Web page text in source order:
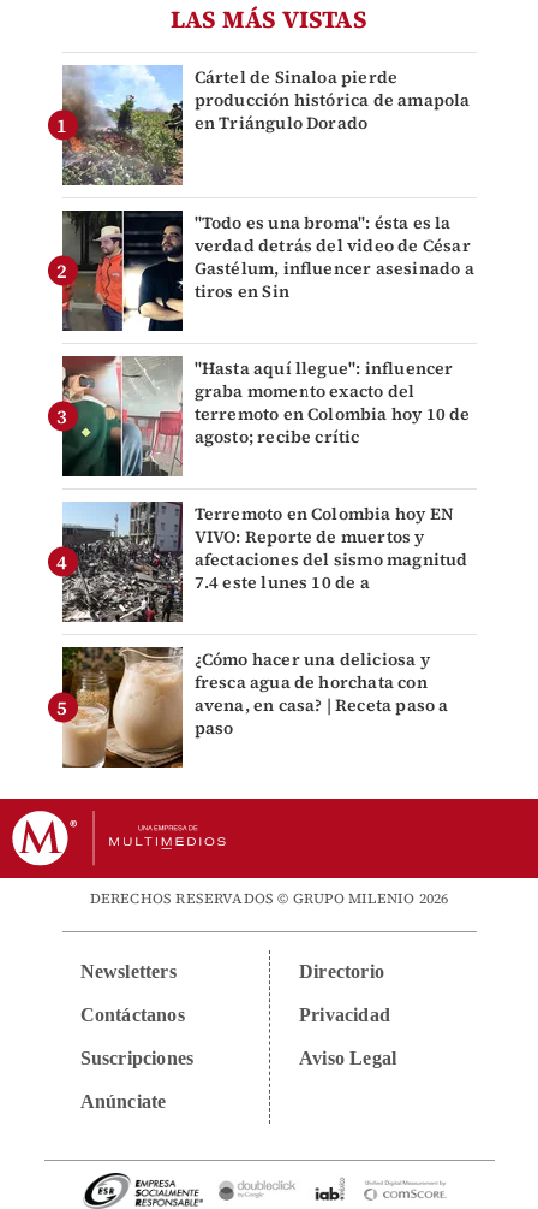
LAS MÁS VISTAS
Cártel de Sinaloa pierde
producción histórica de amapola
en Triángulo Dorado
"Todo es una broma": ésta es la
verdad detrás del video de César
Gastélum, influencer asesinado a
tiros en Sin
"Hasta aquí llegue": influencer
graba momento exacto del
terremoto en Colombia hoy 10 de
agosto; recibe crític
Terremoto en Colombia hoy EN
VIVO: Reporte de muertos y
afectaciones del sismo magnitud
7.4 este lunes 10 de a
¿Cómo hacer una deliciosa y
fresca agua de horchata con
avena, en casa? | Receta paso a
paso
DERECHOS RESERVADOS © GRUPO MILENIO 2026
Newsletters
Contáctanos
Suscripciones
Anúnciate
Directorio
Privacidad
Aviso Legal